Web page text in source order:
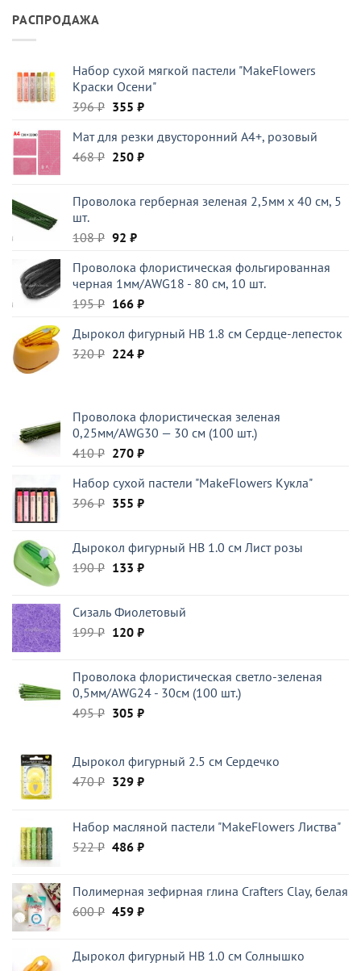
РАСПРОДАЖА
Набор сухой мягкой пастели "MakeFlowers
Краски Осени"
396₽ Первоначальная
составляла
396 ₽.
355 ₽Текущая
355 ₽.
Мат для резки двусторонний А4+, розовый
468₽ Первоначальная
468 ₽.
250 ₽Текущая
Проволока герберная зеленая 2,5мм x 40 см, 5
шт.
108₽ Первоначальная
составляла
108 ₽.
92 ₽Текущая
92 ₽.
Проволока флористическая фольгированная
черная 1мм/AWG18 - 80 см, 10 шт.
195₽ Первоначальная
составляла
195 ₽.
166 ₽Текущая
166 ₽.
Дырокол фигурный HB 1.8 см Cердце-лепесток
320₽ Первоначальная
224 ₽Текущая
Проволока флористическая зеленая
0,25мм/AWG30 — 30 см (100 шт.)
410₽ Первоначальная
составляла
410 ₽.
270 ₽Текущая
270 ₽.
Набор сухой пастели "MakeFlowers Кукла"
396₽ Первоначальная
396 ₽.
355 ₽Текущая
Дырокол фигурный HB 1.0 см Лист розы
190₽ Первоначальная
190 ₽.
133 ₽Текущая
Сизаль Фиолетовый
199₽ Первоначальная
199 ₽.
120 ₽Текущая
Проволока флористическая светло-зеленая
0,5мм/AWG24 - 30см (100 шт.)
495₽ Первоначальная
495 ₽.
305 ₽Текущая
Дырокол фигурный 2.5 см Сердечко
470₽ Первоначальная
470 ₽.
329 ₽Текущая
Набор масляной пастели "MakeFlowers Листва"
522₽ Первоначальная
522 ₽.
486 ₽Текущая
Полимерная зефирная глина Crafters Clay, белая
600₽ Первоначальная
600 ₽.
459 ₽Текущая
Дырокол фигурный HB 1.0 см Солнышко